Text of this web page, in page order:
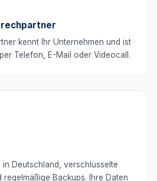
kennt Ihr Unternehmen und ist
Telefon, E-Mail oder Videocall.
in Deutschland, verschlüsselte
regelmäßige Backups. Ihre Daten